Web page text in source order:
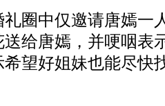
中仅邀请唐嫣一
给唐嫣，并哽咽表
望好姐妹也能尽快